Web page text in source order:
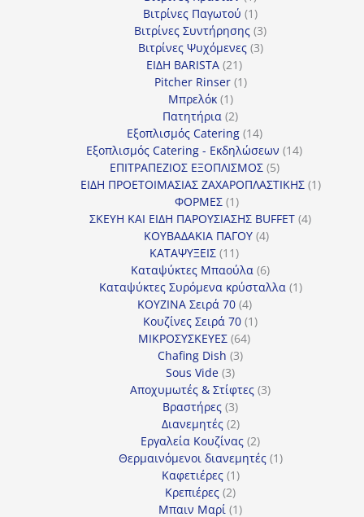
προϊόν
Βιτρίνες Παγωτού 11
προϊόν
Βιτρίνες Συντήρησης 33
προϊόντα
Βιτρίνες Ψυχόμενες 33
ΕΙΔΗ BARISTA 2121
προϊόντα
Pitcher Rinser 11
Μπρελόκ 11
προϊόν
Πατητήρια 22
προϊόντα
Εξοπλισμός Catering 1414
προϊόντα
Εξοπλισμός Catering - Εκδηλώσεων 1414
ΕΠΙΤΡΑΠΕΖΙΟΣ ΕΞΟΠΛΙΣΜΟΣ 55
προϊόντα
ΕΙΔΗ ΠΡΟΕΤΟΙΜΑΣΙΑΣ ΖΑΧΑΡΟΠΛΑΣΤΙΚΗΣ 11
ΦΟΡΜΕΣ 11
προϊόν
ΣΚΕΥΗ ΚΑΙ ΕΙΔΗ ΠΑΡΟΥΣΙΑΣΗΣ BUFFET 44
ΚΟΥΒΑΔΑΚΙΑ ΠΑΓΟΥ 44
ΚΑΤΑΨΥΞΕΙΣ 1111
προϊόντα
Καταψύκτες Μπαούλα 66
προϊόντα
Καταψύκτες Συρόμενα κρύσταλλα 11
ΚΟΥΖΙΝΑ Σειρά 70 44
προϊόντα
Κουζίνες Σειρά 70 11
ΜΙΚΡΟΣΥΣΚΕΥΕΣ 6464
Chafing Dish 33
Sous Vide 33
προϊόντα
Αποχυμωτές & Στίφτες 33
Βραστήρες 33
προϊόντα
Διανεμητές 22
προϊόντα
Εργαλεία Κουζίνας 22
προϊόντα
Θερμαινόμενοι διανεμητές 11
Καφετιέρες 11
προϊόν
Κρεπιέρες 22
προϊόντα
Μπαιν Μαρί 11